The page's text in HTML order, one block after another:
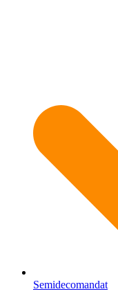
Semidecomandat